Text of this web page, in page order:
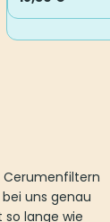
können
auf
Cerumenfiltern
uns genau
so lange wie